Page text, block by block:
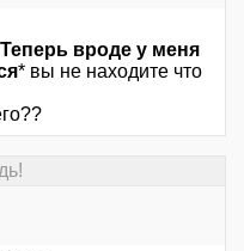
вроде у меня
* вы не находите что